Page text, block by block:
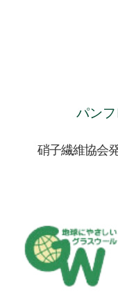
パン
硝子繊維協会